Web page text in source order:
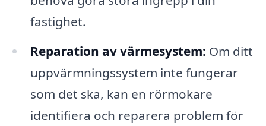
fastighet.
Reparation av värmesystem: Om ditt
uppvärmningssystem inte fungerar
som det ska, kan en rörmokare
identifiera och reparera problem för